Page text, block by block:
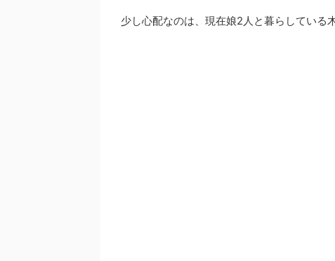
少し心配なのは、現在娘2人と暮らしている